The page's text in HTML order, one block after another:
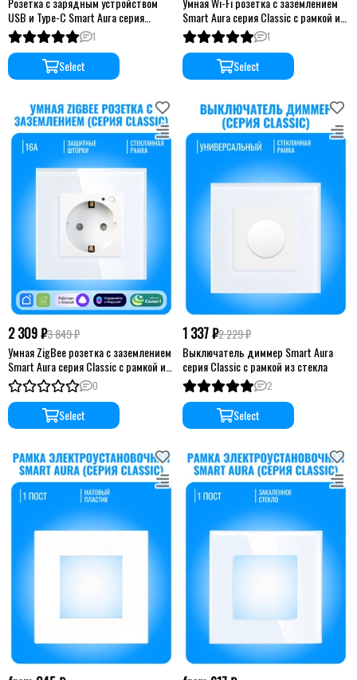
USB и Type-C Smart Aura серия
Classic с рамкой из стекла
1
Select
Smart Aura серия Classic с рамкой из
стекла
1
Select
2 309 ₽3 849 ₽
Умная ZigBee розетка с заземлением
Smart Aura серия Classic с рамкой из
стекла
0
Select
1 337 ₽2 229 ₽
Выключатель диммер Smart Aura
серия Classic с рамкой из стекла
2
Select